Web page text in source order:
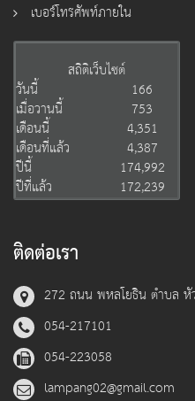
เบอร์โทรศัพท์ภายใน
สถิติเว็บไซต์
วันนี้
166
เมื่อวานนี้
753
เดือนนี้
4,351
เดือนที่แล้ว
4,387
ปีนี้
174,992
ปีที่แล้ว
172,239
ติดต่อเรา
272 ถนน พหลโยธิน ตำบล หั
054-217101
054-223058
lampang02@gmail.com